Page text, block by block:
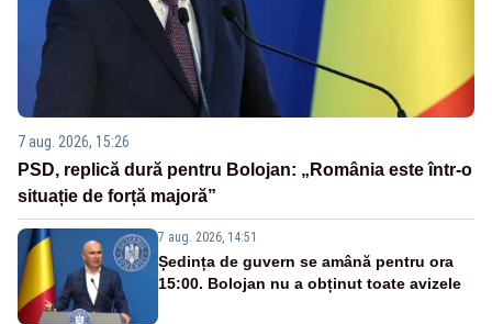
7 aug. 2026, 15:26
PSD, replică dură pentru Bolojan: „România este într-o
situație de forță majoră”
7 aug. 2026, 14:51
Ședința de guvern se amână pentru ora
15:00. Bolojan nu a obținut toate avizele